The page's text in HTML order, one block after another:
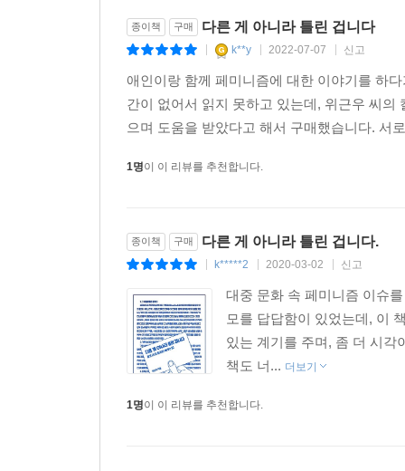
종이책 구매 다른 게 아니라 틀린 겁니다
k**y 2022-07-07 신고
애인이랑 함께 페미니즘에 대한 이야기를 하
간이 없어서 읽지 못하고 있는데, 위근우 씨
으며 도움을 받았다고 해서 구매했습니다. 서
1명이 이 리뷰를 추천합니다.
종이책 구매 다른 게 아니라 틀린 겁니다.
k*****2 2020-03-02 신고
대중 문화 속 페미니즘 이슈
모를 답답함이 있었는데, 이
있는 계기를 주며, 좀 더 시각
책도 너... 더보기
1명이 이 리뷰를 추천합니다.